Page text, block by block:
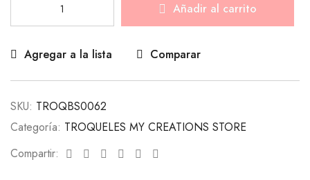
Añadir al carrito
Agregar a la lista Comparar
SKU: TROQBS0062
Categoría: TROQUELES MY CREATIONS STORE
Compartir:
Facebook
TwitterLinkedinGoogle+Pinterest